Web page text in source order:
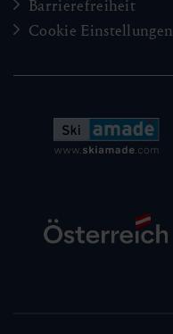
Barrierefreiheit
Cookie Einstellungen